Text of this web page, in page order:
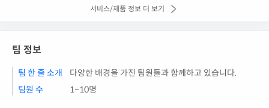
서비스/제품 정보 더 보기
팀 정보
팀 한 줄 소개
다양한 배경을 가진 팀원들과 함께하고 있습니다.
팀원 수
1~10명